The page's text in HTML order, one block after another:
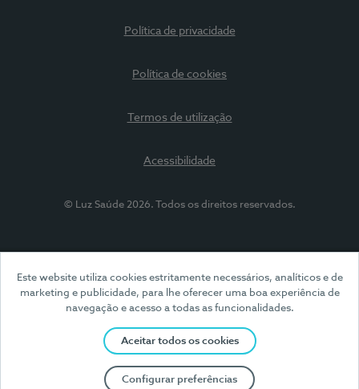
Este website utiliza cookies estritamente necessários, analíticos e de
marketing e publicidade, para lhe oferecer uma boa experiência de
navegação e acesso a todas as funcionalidades.
Aceitar todos os cookies
Configurar preferências
Política de privacidade
Política de cookies
Termos de utilização
Acessibilidade
© Luz Saúde 2026. Todos os direitos reservados.